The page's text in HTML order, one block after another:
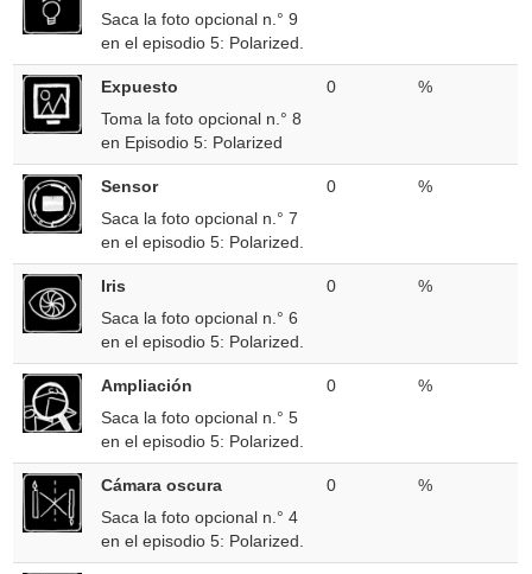
Saca la foto opcional n.° 9
en el episodio 5: Polarized.
Expuesto
Toma la foto opcional n.° 8
en Episodio 5: Polarized
0 %
Sensor
Saca la foto opcional n.° 7
en el episodio 5: Polarized.
0 %
Iris
Saca la foto opcional n.° 6
en el episodio 5: Polarized.
0 %
Ampliación
Saca la foto opcional n.° 5
en el episodio 5: Polarized.
0 %
Cámara oscura
Saca la foto opcional n.° 4
en el episodio 5: Polarized.
0 %